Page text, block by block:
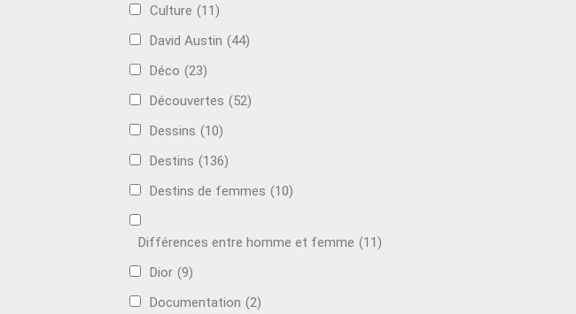
Culture (11)
David Austin (44)
Déco (23)
Découvertes (52)
Dessins (10)
Destins (136)
Destins de femmes (10)
Différences entre homme et femme (11)
Dior (9)
Documentation (2)